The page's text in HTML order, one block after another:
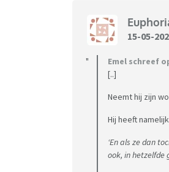
15-05-
Emel schreef
[..]
Neemt hij zijn
Hij heeft
‘En als ze dan
ook, in hetzelfde